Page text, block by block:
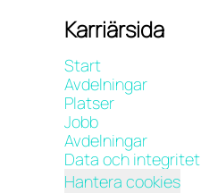
Karriärsida
Start
Avdelningar
Platser
Jobb
Avdelningar
Data och integritet
Hantera cookies